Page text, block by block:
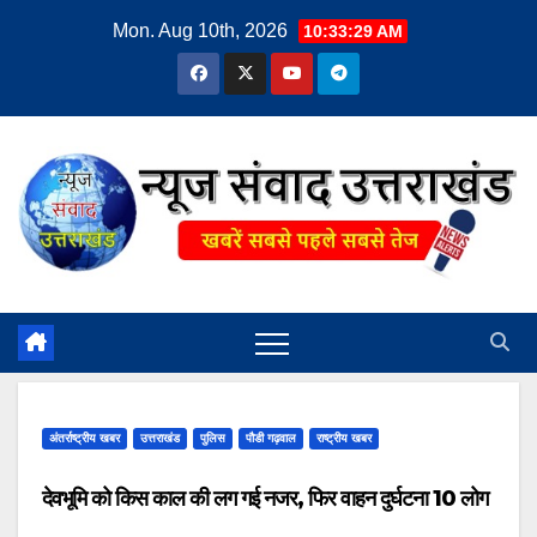
Mon. Aug 10th, 2026 10:33:29 AM
अंतर्राष्ट्रीय खबर उत्तराखंड पुलिस पौडी गढ़वाल राष्ट्रीय खबर
देवभूमि को किस काल की लग गई नजर, फिर वाहन दुर्घटना 10 लोग